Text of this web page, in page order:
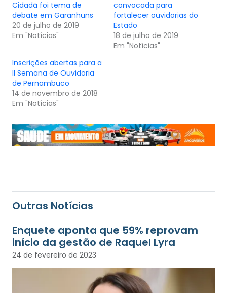
Cidadã foi tema de
debate em Garanhuns
20 de julho de 2019
Em "Notícias"
convocada para
fortalecer ouvidorias do
Estado
18 de julho de 2019
Em "Notícias"
Inscrições abertas para a
II Semana de Ouvidoria
de Pernambuco
14 de novembro de 2018
Em "Notícias"
Outras Notícias
Enquete aponta que 59% reprovam
início da gestão de Raquel Lyra
24 de fevereiro de 2023